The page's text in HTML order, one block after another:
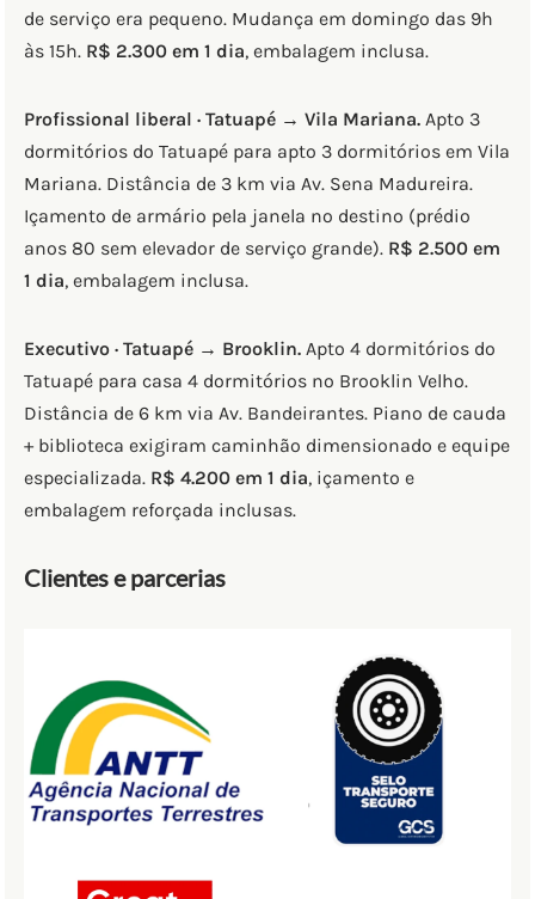
de serviço era pequeno. Mudança em domingo das 9h
às 15h. R$ 2.300 em 1 dia, embalagem inclusa.
Profissional liberal · Tatuapé → Vila Mariana. Apto 3
dormitórios do Tatuapé para apto 3 dormitórios em Vila
Mariana. Distância de 3 km via Av. Sena Madureira.
Içamento de armário pela janela no destino (prédio
anos 80 sem elevador de serviço grande). R$ 2.500 em
1 dia, embalagem inclusa.
Executivo · Tatuapé → Brooklin. Apto 4 dormitórios do
Tatuapé para casa 4 dormitórios no Brooklin Velho.
Distância de 6 km via Av. Bandeirantes. Piano de cauda
+ biblioteca exigiram caminhão dimensionado e equipe
especializada. R$ 4.200 em 1 dia, içamento e
embalagem reforçada inclusas.
Clientes e parcerias